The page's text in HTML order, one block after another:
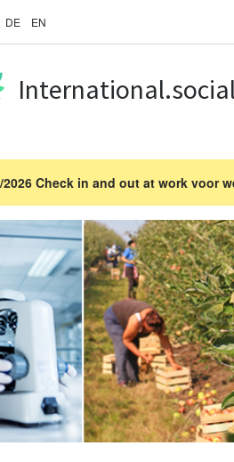
DE EN
2026 Check in and out at work voor